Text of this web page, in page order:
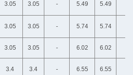
3.05 3.05 - 5.49 5.49
3.05 3.05 - 5.74 5.74
3.05 3.05 - 6.02 6.02
3.4 3.4 - 6.55 6.55